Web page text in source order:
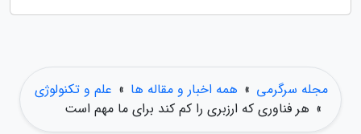
مجله سرگرمی » همه اخبار و مقاله ها » علم و تکنولوژی
» هر فناوری که ارزبری را کم کند برای ما مهم است